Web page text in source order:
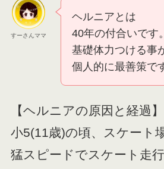
すーさんママ
ヘルニアとは
40年の付合いです。
基礎体力つける事
個人的に最善策で
【ヘルニアの原因と経過】
小5(11歳)の頃、スケート
猛スピードでスケート走